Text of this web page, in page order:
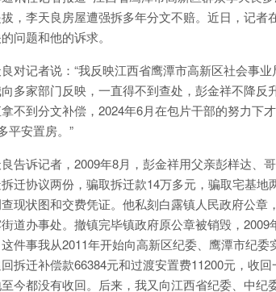
，李天良房屋遭强拆多年分文不赔。近日，记
问题和他的诉求。
对记者说：“我反映江西省鹰潭市高新区社会事
多家部门反映，一直得不到查处，彭金祥不降
不到分文补偿，2024年6月在包片干部的努力下
平安置房。”
告诉记者，2009年8月，彭金祥用父亲彭样达、
迁协议两份，骗取拆迁款14万多元，骗取宅基
现状图和交费凭证。他私刻白露镇人民政府公
道办事处。撤镇完毕镇政府原公章被销毁，
件事我从2011年开始向高新区纪委、鹰潭市纪
拆迁补偿款66384元和过渡安置费11200元，收
今都没有收回。后来，我又向江西省纪委、中